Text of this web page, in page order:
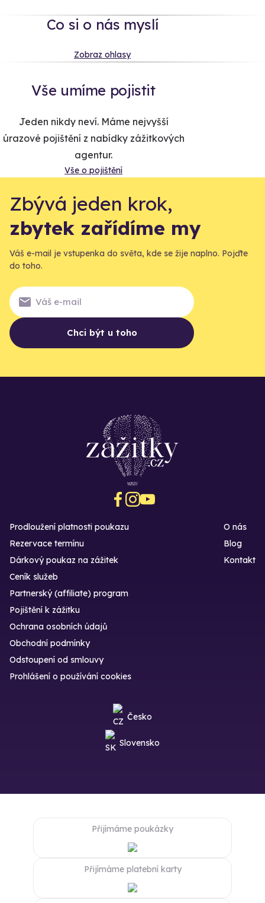
Co si o nás myslí
Zobraz ohlasy
Vše umíme pojistit
Jeden nikdy neví. Máme nejvyšší
úrazové pojištění z nabídky zážitkových
agentur.
Vše o pojištění
Zbývá jeden krok,
zbytek zařídíme my
Váš e-mail je vstupenka do světa, kde se žije naplno. Pojďte
do toho.
Chci být u toho
Prodloužení platnosti poukazu
Rezervace termínu
Dárkový poukaz na zážitek
O nás
Blog
Kontakt
Ceník služeb
Partnerský (affiliate) program
Pojištění k zážitku
Ochrana osobních údajů
Obchodní podmínky
Odstoupení od smlouvy
Prohlášení o používání cookies
Česko
Slovensko
Přijímáme poukázky
Přijímáme platební karty